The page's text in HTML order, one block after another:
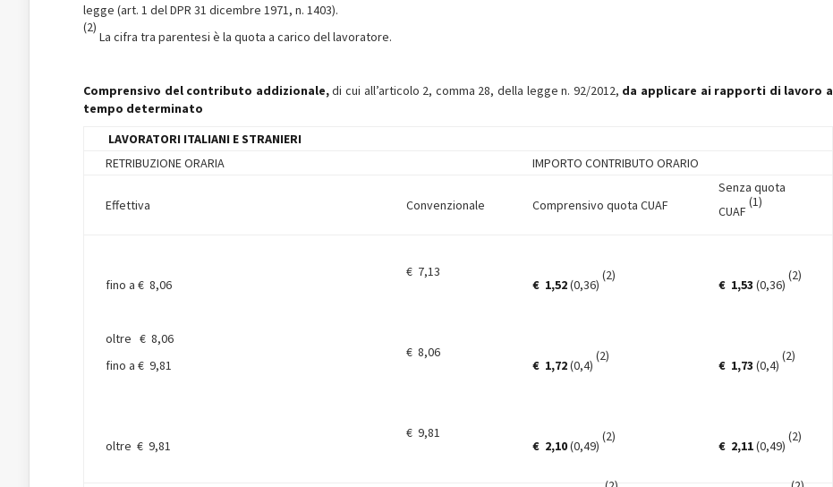
legge (art. 1 del DPR 31 dicembre 1971, n. 1403).
(2)
La cifra tra parentesi è la quota a carico del lavoratore.
Comprensivo del contributo addizionale,di cui all’articolo 2, comma 28, della legge n. 92/2012, da applicare ai rapporti di lavoro a
tempo determinato
LAVORATORI ITALIANI E STRANIERI
RETRIBUZIONE ORARIA
IMPORTO CONTRIBUTO ORARIO
Effettiva Convenzionale Comprensivo quota CUAF
Senza quota
CUAF
(1)
fino a € 8,06
oltre € 8,06
fino a € 9,81
oltre € 9,81
€ 7,13
€ 8,06
€ 9,81
€ 1,52(0,36)
(2)
€ 1,72(0,4)
(2)
€ 2,10(0,49)
(2)
€ 1,53 (0,36)
(2)
€ 1,73 (0,4)
(2)
€ 2,11(0,49)
(2)